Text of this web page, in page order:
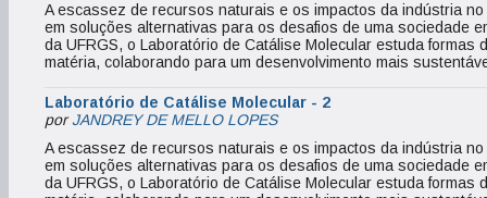
A escassez de recursos naturais e os impactos da indústria
em soluções alternativas para os desafios de uma sociedade
da UFRGS, o Laboratório de Catálise Molecular estuda
matéria, colaborando para um desenvolvimento mais
Laboratório de Catálise Molecular - 2
porJANDREY DE MELLO LOPES
A escassez de recursos naturais e os impactos da indústria
em soluções alternativas para os desafios de uma sociedade
da UFRGS, o Laboratório de Catálise Molecular estuda